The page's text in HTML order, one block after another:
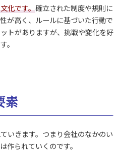
化です。確立された制度や規則に
が高く、ルールに基づいた行動で
トがありますが、挑戦や変化を好
。
素
いきます。つまり会社のなかのい
作られていくのです。